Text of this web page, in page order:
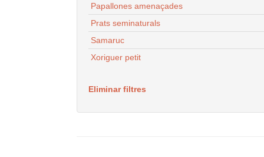
Papallones amenaçades
Prats seminaturals
Samaruc
Xoriguer petit
Eliminar filtres